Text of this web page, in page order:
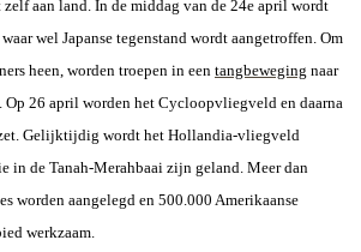
aan land. In de middag van de 24e april wordt
wel Japanse tegenstand wordt aangetroffen. Om
heen, worden troepen in een tangbeweging naar
Op 26 april worden het Cycloopvliegveld en daarna
Gelijktijdig wordt het Hollandia-vliegveld
in de Tanah-Merahbaai zijn geland. Meer dan
worden aangelegd en 500.000 Amerikaanse
werkzaam.